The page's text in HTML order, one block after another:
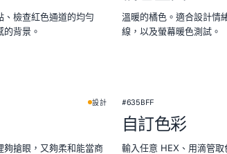
、檢查紅色通道的均勻
背景。
溫暖的橘色。適合設計情
線，以及螢幕暖色測試。
設計
夠搶眼，又夠柔和能當商
#635BFF
自訂色彩
輸入任意 HEX、用滴管